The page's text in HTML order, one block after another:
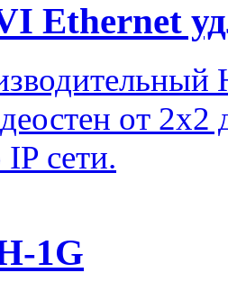
Ethernet
от
сети.
1G